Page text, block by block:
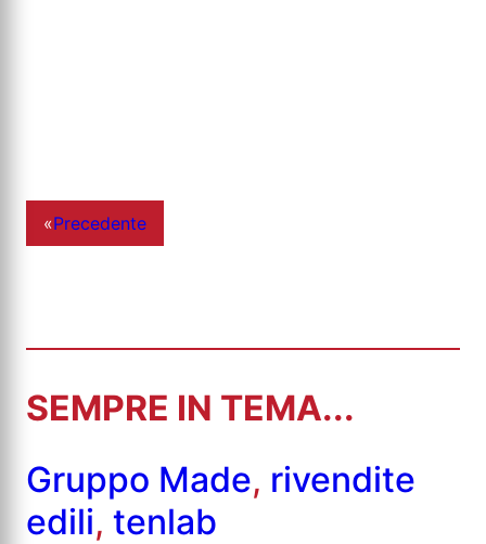
«Precedente
SEMPRE IN TEMA...
Gruppo Made, rivendite
edili, tenlab